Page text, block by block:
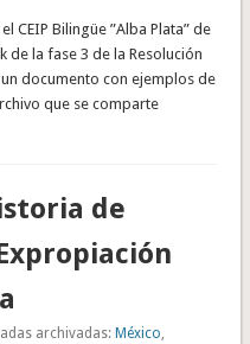
CEIP Bilingüe ”Alba Plata” de
de la fase 3 de la Resolución
documento con ejemplos de
que se comparte
de
archivadas: México,